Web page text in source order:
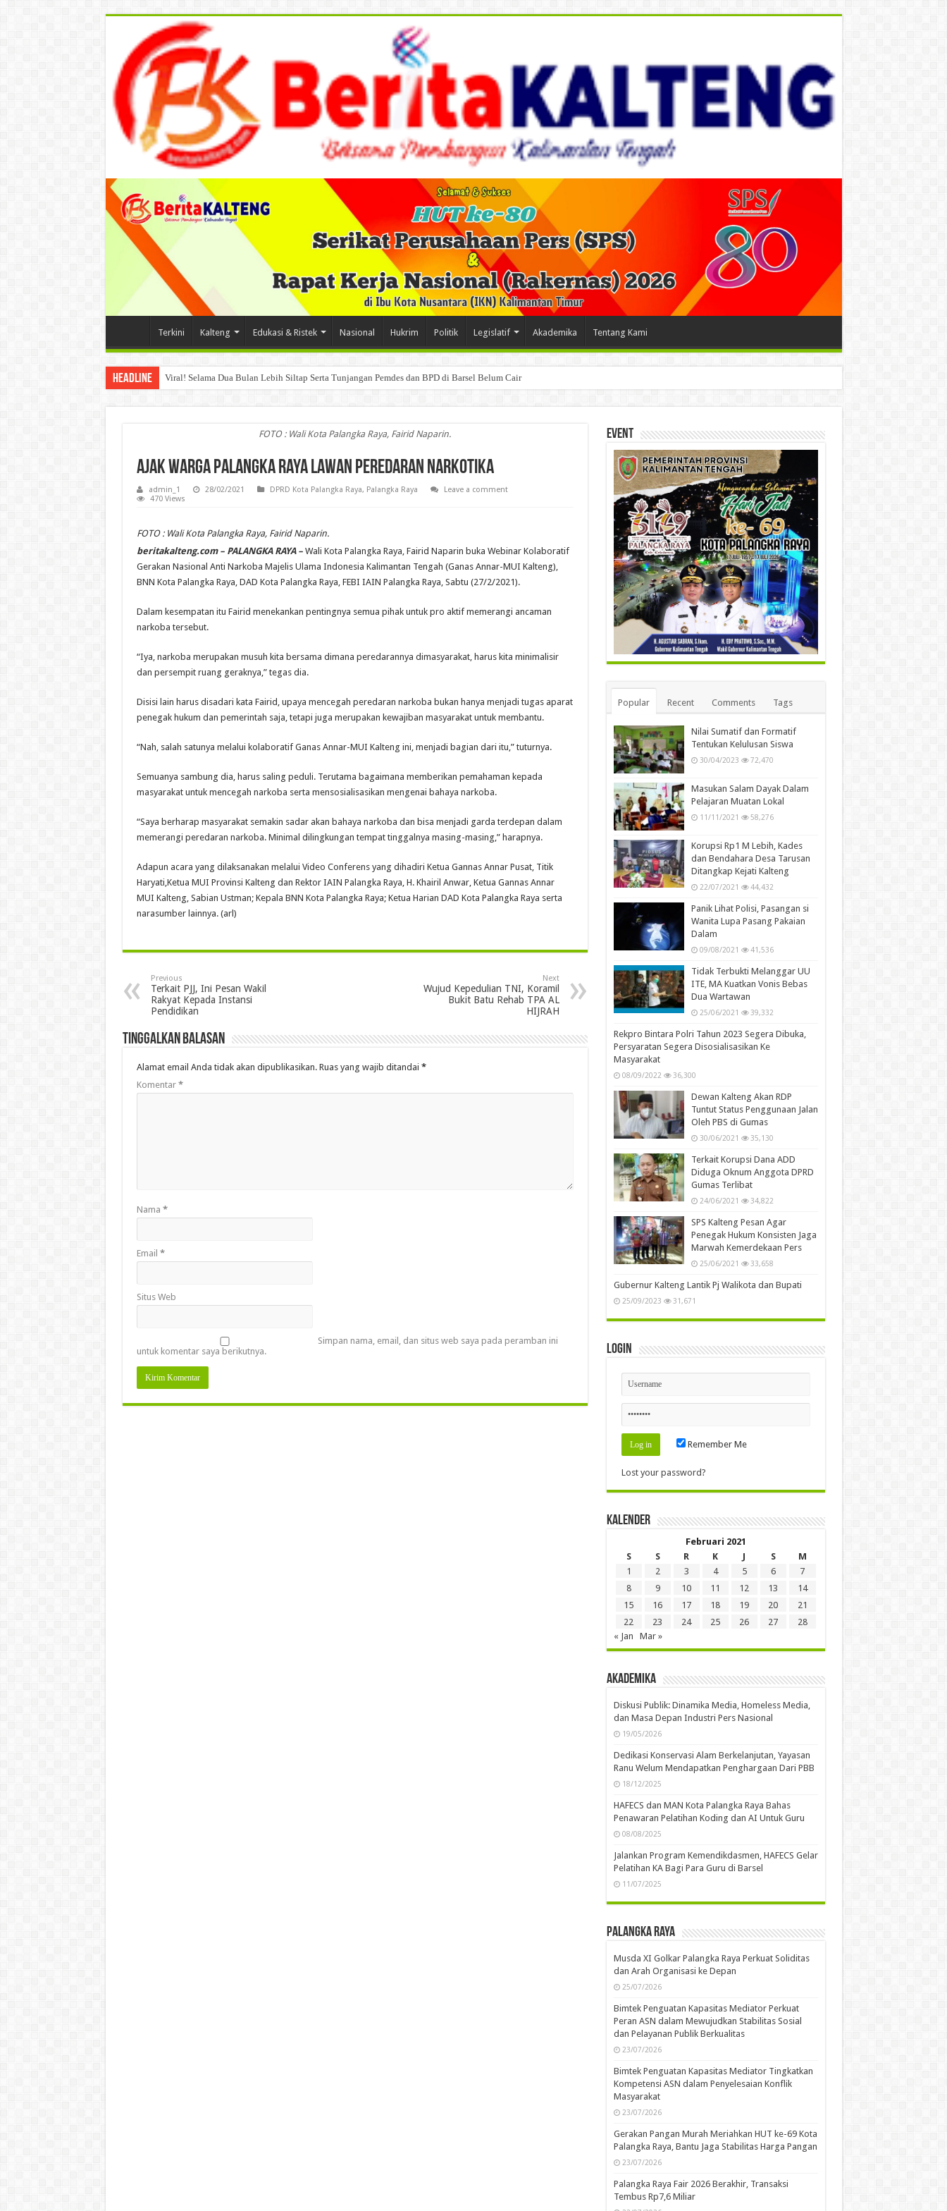
Terkini Kalteng Edukasi & Ristek Nasional Hukrim Politik Legislatif Akademika Tentang Kami
Headline Viral! Selama Dua Bulan Lebih Siltap Serta Tunjangan Pemdes dan BPD di Barsel Belum Cair
FOTO : Wali Kota Palangka Raya, Fairid Naparin.
Ajak Warga Palangka Raya Lawan Peredaran Narkotika
admin_1 28/02/2021 DPRD Kota Palangka Raya, Palangka Raya
Leave a comment
470 Views
FOTO : Wali Kota Palangka Raya, Fairid Naparin.
beritakalteng.com – PALANGKA RAYA – Wali Kota Palangka Raya, Fairid Naparin buka Webinar Kolaboratif
Gerakan Nasional Anti Narkoba Majelis Ulama Indonesia Kalimantan Tengah (Ganas Annar-MUI Kalteng),
BNN Kota Palangka Raya, DAD Kota Palangka Raya, FEBI IAIN Palangka Raya, Sabtu (27/2/2021).
Dalam kesempatan itu Fairid menekankan pentingnya semua pihak untuk pro aktif memerangi ancaman
narkoba tersebut.
“Iya, narkoba merupakan musuh kita bersama dimana peredarannya dimasyarakat, harus kita minimalisir
dan persempit ruang geraknya,” tegas dia.
Disisi lain harus disadari kata Fairid, upaya mencegah peredaran narkoba bukan hanya menjadi tugas aparat
penegak hukum dan pemerintah saja, tetapi juga merupakan kewajiban masyarakat untuk membantu.
“Nah, salah satunya melalui kolaboratif Ganas Annar-MUI Kalteng ini, menjadi bagian dari itu,” tuturnya.
Semuanya sambung dia, harus saling peduli. Terutama bagaimana memberikan pemahaman kepada
masyarakat untuk mencegah narkoba serta mensosialisasikan mengenai bahaya narkoba.
“Saya berharap masyarakat semakin sadar akan bahaya narkoba dan bisa menjadi garda terdepan dalam
memerangi peredaran narkoba. Minimal dilingkungan tempat tinggalnya masing-masing,” harapnya.
Adapun acara yang dilaksanakan melalui Video Conferens yang dihadiri Ketua Gannas Annar Pusat, Titik
Haryati,Ketua MUI Provinsi Kalteng dan Rektor IAIN Palangka Raya, H. Khairil Anwar, Ketua Gannas Annar
MUI Kalteng, Sabian Ustman; Kepala BNN Kota Palangka Raya; Ketua Harian DAD Kota Palangka Raya serta
narasumber lainnya. (arl)
Previous
Terkait PJJ, Ini Pesan Wakil
Rakyat Kepada Instansi
Pendidikan
Next
Wujud Kepedulian TNI, Koramil
Bukit Batu Rehab TPA AL
HIJRAH
Tinggalkan Balasan
Alamat email Anda tidak akan dipublikasikan. Ruas yang wajib ditandai *
Komentar *
Nama *
Email *
Situs Web
Simpan nama, email, dan situs web saya pada peramban ini
untuk komentar saya berikutnya.
Event
Popular Recent Comments Tags
Nilai Sumatif dan Formatif
Tentukan Kelulusan Siswa
30/04/2023 72,470
Masukan Salam Dayak Dalam
Pelajaran Muatan Lokal
11/11/2021 58,276
Korupsi Rp1 M Lebih, Kades
dan Bendahara Desa Tarusan
Ditangkap Kejati Kalteng
22/07/2021 44,432
Panik Lihat Polisi, Pasangan si
Wanita Lupa Pasang Pakaian
Dalam
09/08/2021 41,536
Tidak Terbukti Melanggar UU
ITE, MA Kuatkan Vonis Bebas
Dua Wartawan
25/06/2021 39,332
Rekpro Bintara Polri Tahun 2023 Segera Dibuka,
Persyaratan Segera Disosialisasikan Ke
Masyarakat
08/09/2022 36,300
Dewan Kalteng Akan RDP
Tuntut Status Penggunaan Jalan
Oleh PBS di Gumas
30/06/2021 35,130
Terkait Korupsi Dana ADD
Diduga Oknum Anggota DPRD
Gumas Terlibat
24/06/2021 34,822
SPS Kalteng Pesan Agar
Penegak Hukum Konsisten Jaga
Marwah Kemerdekaan Pers
25/06/2021 33,658
Gubernur Kalteng Lantik Pj Walikota dan Bupati
25/09/2023 31,671
Login
Remember Me
Lost your password?
Kalender
Februari 2021
S
S R K J S
M
1
2 3 4 5 6
7
8
9 10 11 12 13
14
15
16 17 18 19 20
21
22
23 24 25 26 27
28
« Jan
Mar »
Akademika
Diskusi Publik: Dinamika Media, Homeless Media,
dan Masa Depan Industri Pers Nasional
19/05/2026
Dedikasi Konservasi Alam Berkelanjutan, Yayasan
Ranu Welum Mendapatkan Penghargaan Dari PBB
18/12/2025
HAFECS dan MAN Kota Palangka Raya Bahas
Penawaran Pelatihan Koding dan AI Untuk Guru
08/08/2025
Jalankan Program Kemendikdasmen, HAFECS Gelar
Pelatihan KA Bagi Para Guru di Barsel
11/07/2025
Palangka Raya
Musda XI Golkar Palangka Raya Perkuat Soliditas
dan Arah Organisasi ke Depan
25/07/2026
Bimtek Penguatan Kapasitas Mediator Perkuat
Peran ASN dalam Mewujudkan Stabilitas Sosial
dan Pelayanan Publik Berkualitas
23/07/2026
Bimtek Penguatan Kapasitas Mediator Tingkatkan
Kompetensi ASN dalam Penyelesaian Konflik
Masyarakat
23/07/2026
Gerakan Pangan Murah Meriahkan HUT ke-69 Kota
Palangka Raya, Bantu Jaga Stabilitas Harga Pangan
23/07/2026
Palangka Raya Fair 2026 Berakhir, Transaksi
Tembus Rp7,6 Miliar